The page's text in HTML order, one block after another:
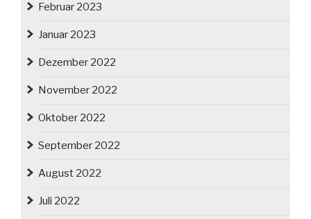
Februar 2023
Januar 2023
Dezember 2022
November 2022
Oktober 2022
September 2022
August 2022
Juli 2022